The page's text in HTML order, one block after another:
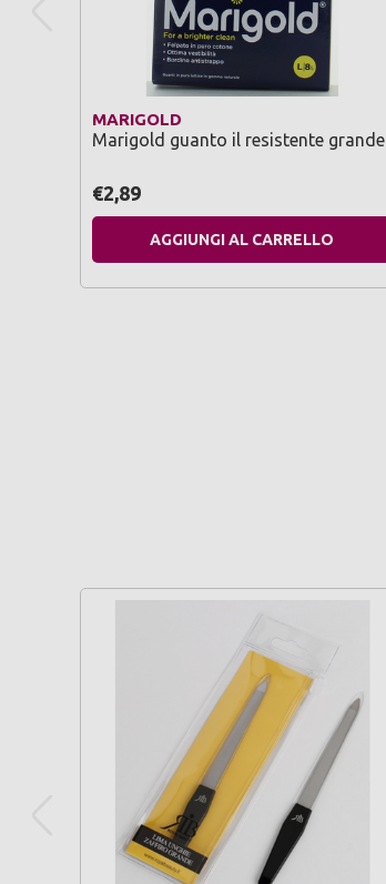
MARIGOLD
Marigold guanto il resistente grande
€2,89
AGGIUNGI AL CARRELLO